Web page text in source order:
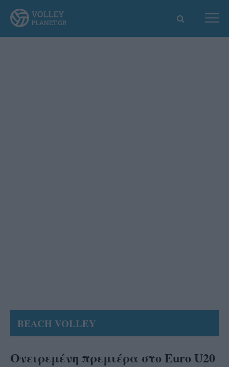
BEACH VOLLEY
Ονειρεμένη πρεμιέρα στο Euro U20